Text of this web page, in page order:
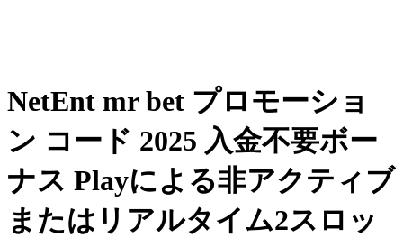
NetEnt mrbet プロモーショ
ン コード 2025 入金不要ボー
ナス Playによる非アクティブ
またはリアルタイム2スロッ